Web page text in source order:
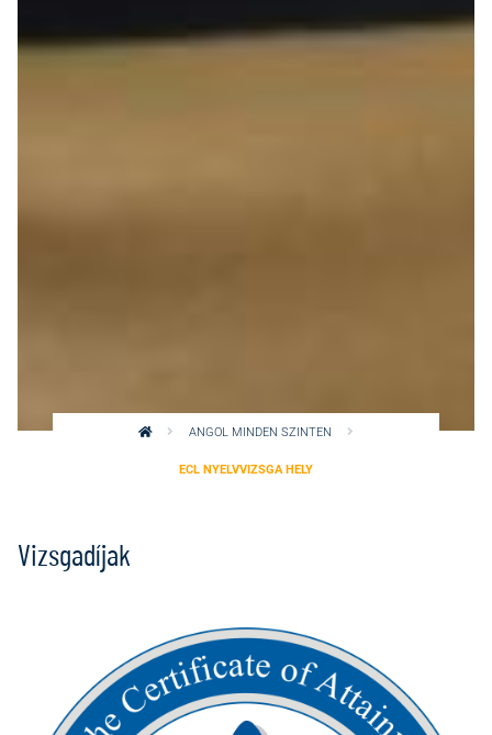
ANGOL MINDEN SZINTEN
ECL NYELVVIZSGA HELY
Vizsgadíjak